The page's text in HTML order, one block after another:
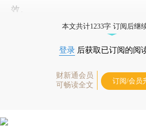
效。
本文共计1233字 订阅后继
登录 后获取已订阅的阅
财新通会员
可畅读全文
订阅/会员